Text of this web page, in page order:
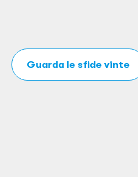
Guarda le sfide vinte